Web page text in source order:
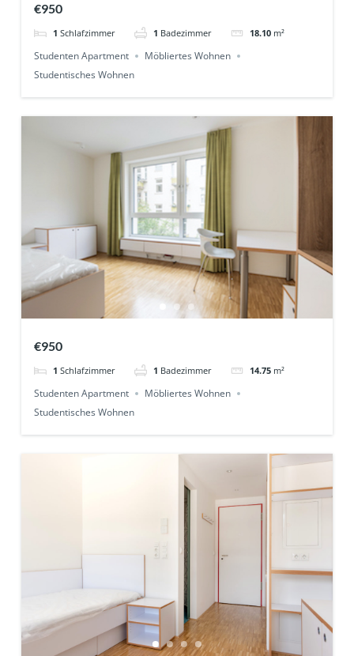
€950
1 Schlafzimmer 1 Badezimmer 18.10 m²
Studenten Apartment
Möbliertes Wohnen
Studentisches Wohnen
€950
1 Schlafzimmer 1 Badezimmer 14.75 m²
Studenten Apartment
Möbliertes Wohnen
Studentisches Wohnen